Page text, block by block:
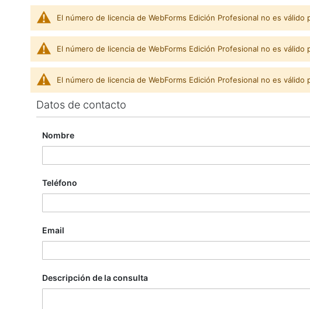
El número de licencia de WebForms Edición Profesional no es válido
El número de licencia de WebForms Edición Profesional no es válido
El número de licencia de WebForms Edición Profesional no es válido
Datos de contacto
Nombre
Teléfono
Email
Descripción de la consulta